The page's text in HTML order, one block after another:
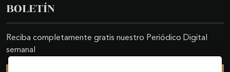
BOLETÍN
Reciba completamente gratis nuestro Periódico Digital
semanal